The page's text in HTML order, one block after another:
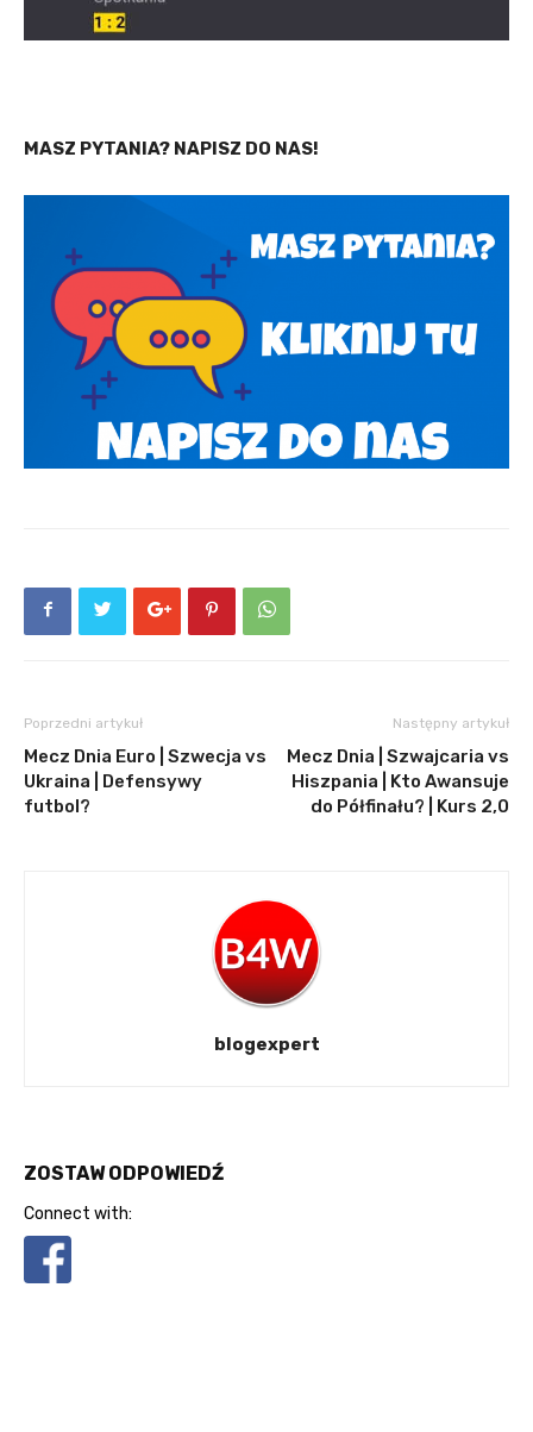
MASZ PYTANIA? NAPISZ DO NAS!
Poprzedni artykuł
Mecz Dnia Euro | Szwecja vs
Ukraina | Defensywy
futbol?
Następny artykuł
Mecz Dnia | Szwajcaria vs
Hiszpania | Kto Awansuje
do Półfinału? | Kurs 2,0
blogexpert
ZOSTAW ODPOWIEDŹ
Connect with: